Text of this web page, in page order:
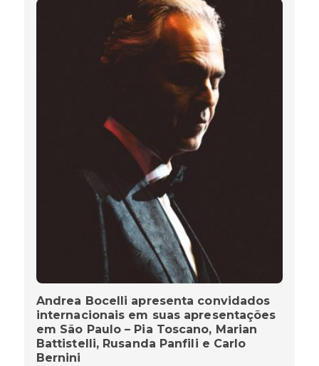
Andrea Bocelli apresenta convidados
internacionais em suas apresentações
em São Paulo – Pia Toscano, Marian
Battistelli, Rusanda Panfili e Carlo
Bernini